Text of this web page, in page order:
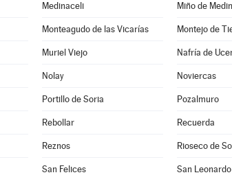
Medinaceli Miño de
Monteagudo de las Vicarías Montejo de
Muriel Viejo Nafría de
Nolay Noviercas
Portillo de Soria Pozalmuro
Rebollar Recuerda
Reznos Rioseco de
San Felices San